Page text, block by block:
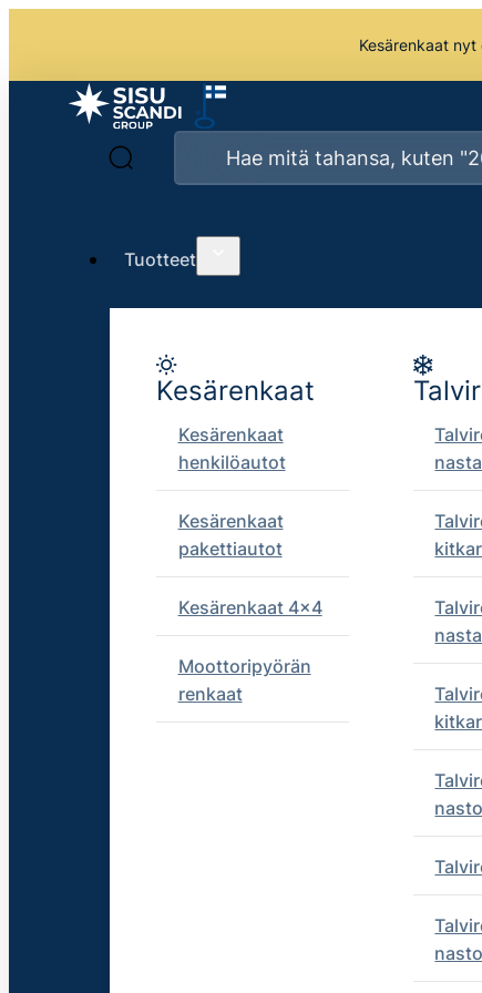
Kesärenkaat nyt
Tuotteet
Kesärenkaat
Kesärenkaat
henkilöautot
Kesärenkaat
pakettiautot
Kesärenkaat 4x4
Moottoripyörän
renkaat